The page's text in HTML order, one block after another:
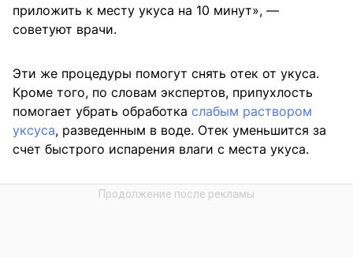
приложить к месту укуса на 10 минут», —
советуют врачи.
Эти же процедуры помогут снять отек от укуса.
Кроме того, по словам экспертов, припухлость
помогает убрать обработка слабым раствором
уксуса, разведенным в воде. Отек уменьшится за
счет быстрого испарения влаги с места укуса.